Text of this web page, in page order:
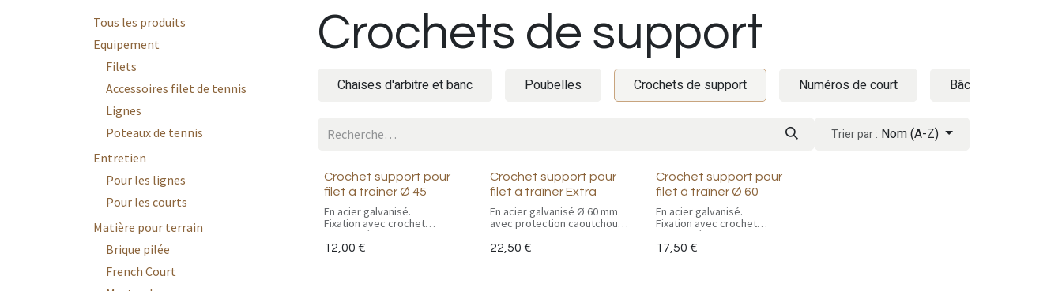
Tous les produits
Equipement
Filets
Accessoires filet de tennis
Lignes
Poteaux de tennis
Entretien
Pour les lignes
Pour les courts
Matière pour terrain
Brique pilée
French Court
Crochets de support
Chaises d'arbitre et banc Poubelles Crochets de support Numéros de court Bâches brise-vent
Trier par : Nom (A-Z)
Crochet support pour
filet à trainer Ø 45
En acier galvanisé.
Fixation avec crochet
normalisé pour suspendre
balai, filets à traîner, tapis à
12,00 €
Crochet support pour
filet à traîner Extra
En acier galvanisé Ø 60 mm
avec protection caoutchouc.
normalisé pour suspendre
22,50 €
Crochet support pour
filet à traîner Ø 60
En acier galvanisé.
Fixation avec crochet
normalisé pour suspendre
balai, filets à traîner, tapis à
17,50 €